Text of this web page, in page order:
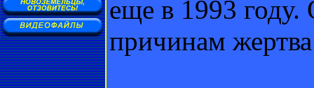
еще в 1993 году.
причинам